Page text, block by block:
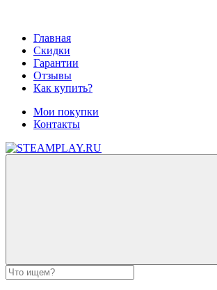
Главная
Скидки
Гарантии
Отзывы
Как купить?
Мои покупки
Контакты